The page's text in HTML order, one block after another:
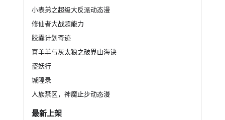
小表弟之超级大反派动态漫
修仙者大战超能力
胶囊计划奇迹
喜羊羊与灰太狼之破界山海诀
盗妖行
城隍录
人族禁区，神魔止步动态漫
最新上架